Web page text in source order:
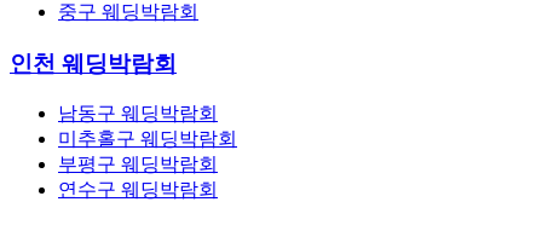
중구 웨딩박람회
인천 웨딩박람회
남동구 웨딩박람회
미추홀구 웨딩박람회
부평구 웨딩박람회
연수구 웨딩박람회